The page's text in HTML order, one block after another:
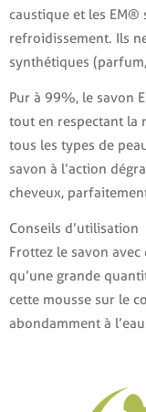
caustique et les EM®
refroidissement. Ils
synthétiques
Pur à 99%, le savon
tout en respectant la
tous les types de
savon à l’action
cheveux,
Conseils d’utilisation
Frottez le savon avec
qu’une grande
cette mousse sur le
abondamment à